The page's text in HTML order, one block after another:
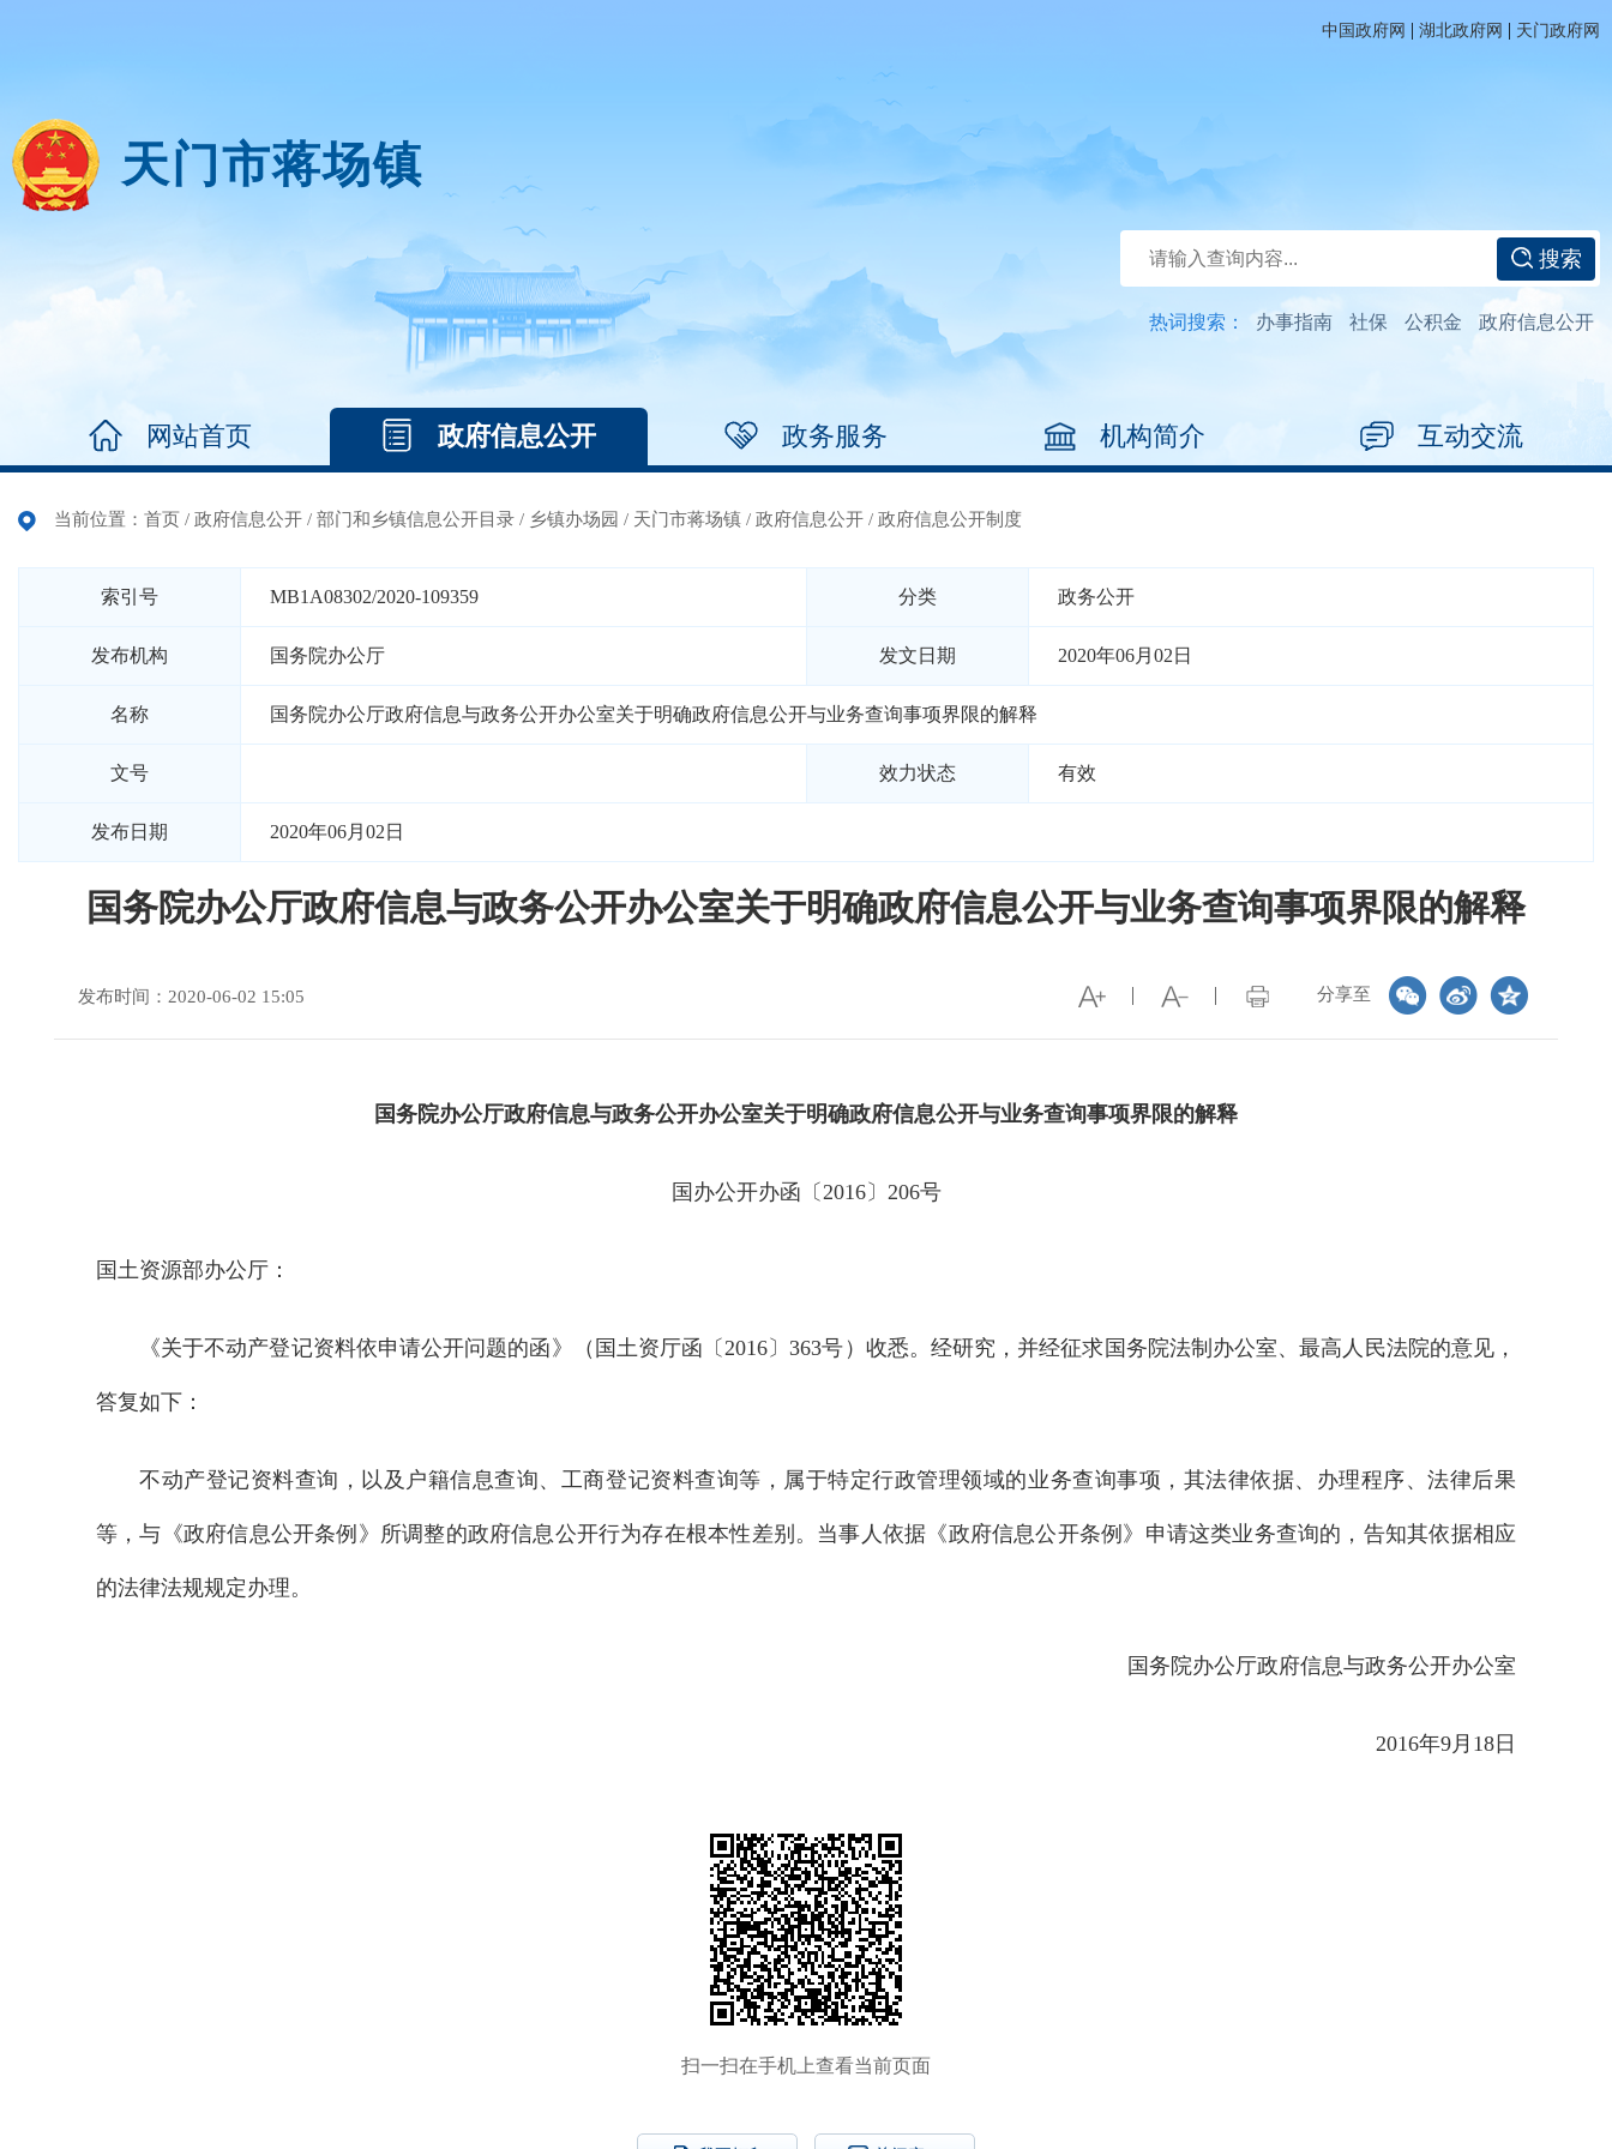
中国政府网 | 湖北政府网 | 天门政府网
天门市蒋场镇
搜索
热词搜索： 办事指南 社保 公积金 政府信息公开
网站首页 政府信息公开 政务服务 机构简介 互动交流
当前位置： 首页 / 政府信息公开 / 部门和乡镇信息公开目录 / 乡镇办场园 / 天门市蒋场镇 / 政府信息公开 / 政府信息公开制度
索引号 MB1A08302/2020-109359 分类 政务公开
发布机构 国务院办公厅 发文日期 2020年06月02日
名称 国务院办公厅政府信息与政务公开办公室关于明确政府信息公开与业务查询事项界限的解释
文号 效力状态 有效
发布日期 2020年06月02日
国务院办公厅政府信息与政务公开办公室关于明确政府信息公开与业务查询事项界限的解释
分享至
发布时间：2020-06-02 15:05
国务院办公厅政府信息与政务公开办公室关于明确政府信息公开与业务查询事项界限的解释
国办公开办函〔2016〕206号
国土资源部办公厅：
《关于不动产登记资料依申请公开问题的函》（国土资厅函〔2016〕363号）收悉。经研究，并经征求国务院法制办公室、最高人民法院的意见，
答复如下：
不动产登记资料查询，以及户籍信息查询、工商登记资料查询等，属于特定行政管理领域的业务查询事项，其法律依据、办理程序、法律后果
等，与《政府信息公开条例》所调整的政府信息公开行为存在根本性差别。当事人依据《政府信息公开条例》申请这类业务查询的，告知其依据相应
的法律法规规定办理。
国务院办公厅政府信息与政务公开办公室
2016年9月18日
扫一扫在手机上查看当前页面